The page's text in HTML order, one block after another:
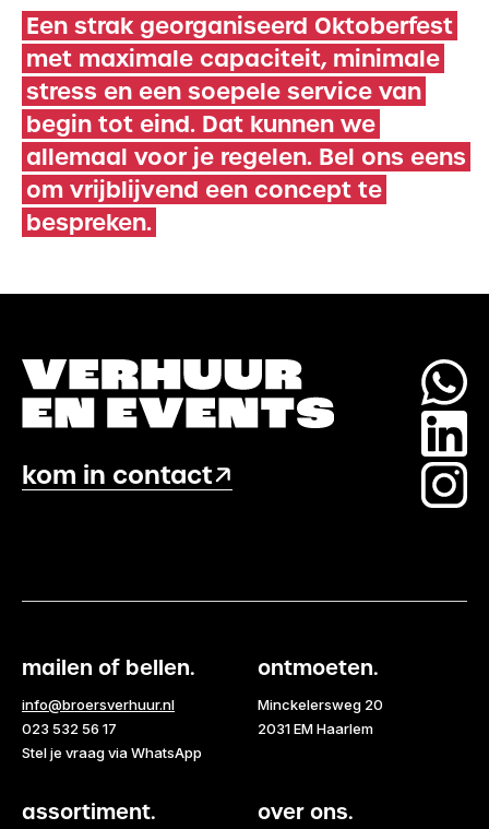
Een strak georganiseerd Oktoberfest
met maximale capaciteit, minimale
stress en een soepele service van
begin tot eind. Dat kunnen we
allemaal voor je regelen. Bel ons eens
om vrijblijvend een concept te
bespreken.
kom in contact
mailen of bellen.
info@broersverhuur.nl
023 532 56 17
Stel je vraag via WhatsApp
ontmoeten.
Minckelersweg 20
2031 EM Haarlem
assortiment. over ons.